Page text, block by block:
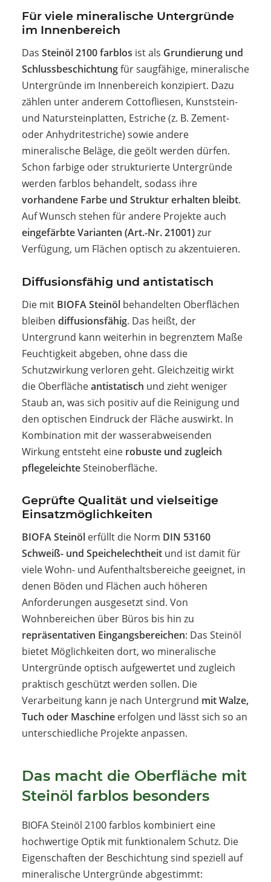
Für viele mineralische Untergründe
im Innenbereich
Das Steinöl 2100 farblos ist als Grundierung und
Schlussbeschichtungfür saugfähige, mineralische
Untergründe im Innenbereich konzipiert. Dazu
zählen unter anderem Cottofliesen, Kunststein-
und Natursteinplatten, Estriche (z. B. Zement-
oder Anhydritestriche) sowie andere
mineralische Beläge, die geölt werden dürfen.
Schon farbige oder strukturierte Untergründe
werden farblos behandelt, sodass ihre
vorhandene Farbe und Struktur erhalten bleibt.
Auf Wunsch stehen für andere Projekte auch
eingefärbte Varianten (Art.-Nr. 21001)zur
Verfügung, um Flächen optisch zu akzentuieren.
Diffusionsfähig und antistatisch
Die mit BIOFA Steinöl behandelten Oberflächen
bleiben diffusionsfähig. Das heißt, der
Untergrund kann weiterhin in begrenztem Maße
Feuchtigkeit abgeben, ohne dass die
Schutzwirkung verloren geht. Gleichzeitig wirkt
die Oberflächeantistatisch und zieht weniger
Staub an, was sich positiv auf die Reinigung und
den optischen Eindruck der Fläche auswirkt. In
Kombination mit der wasserabweisenden
Wirkung entsteht eine robuste und zugleich
pflegeleichteSteinoberfläche.
Geprüfte Qualität und vielseitige
Einsatzmöglichkeiten
BIOFA Steinöl erfüllt die Norm DIN 53160
Schweiß- und Speichelechtheit und ist damit für
viele Wohn- und Aufenthaltsbereiche geeignet, in
denen Böden und Flächen auch höheren
Anforderungen ausgesetzt sind. Von
Wohnbereichen über Büros bis hin zu
repräsentativen Eingangsbereichen: Das Steinöl
bietet Möglichkeiten dort, wo mineralische
Untergründe optisch aufgewertet und zugleich
praktisch geschützt werden sollen. Die
Verarbeitung kann je nach Untergrund mit Walze,
Tuch oder Maschine erfolgen und lässt sich so an
unterschiedliche Projekte anpassen.
Das macht die Oberfläche mit
Steinöl farblos besonders
BIOFA Steinöl 2100 farblos kombiniert eine
hochwertige Optik mit funktionalem Schutz. Die
Eigenschaften der Beschichtung sind speziell auf
mineralische Untergründe abgestimmt: